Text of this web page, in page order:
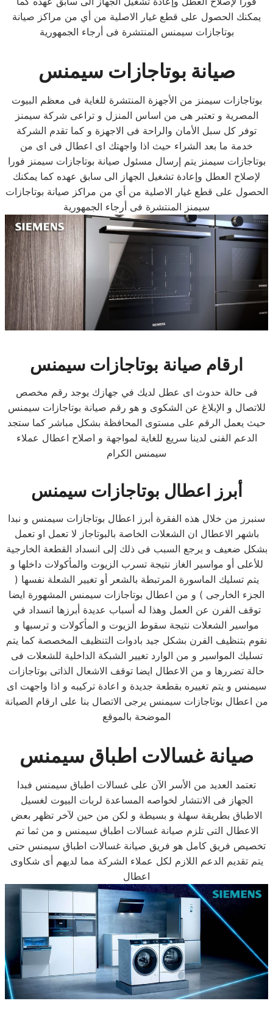
يمكنك الحصول على قطع غيار الاصلية من أي من مراكز صيانة
بوتاجازات سيمنس المنتشرة فى أرجاء الجمهورية
صيانة بوتاجازات سيمنس
بوتاجازات سيمنز من الأجهزة المنتشرة للغاية فى معظم البيوت
المصرية و تعتبر هى من اساس المنزل و تراعى شركة سيمنز
توفر كل سبل الأمان والراحة فى الاجهزة و كما تقدم الشركة
خدمة ما بعد الشراء حيث اذا واجهتك اى اعطال فى اى من
بوتاجازات سيمنز يتم إرسال مسئول صيانة بوتاجازات سيمنز فورا
لإصلاح العطل وإعادة تشغيل الجهاز الى سابق عهده كما يمكنك
الحصول على قطع غيار الاصلية من أي من مراكز صيانة بوتاجازات
سيمنز المنتشرة فى أرجاء الجمهورية
ارقام صيانة بوتاجازات سيمنس
فى حالة حدوث اى عطل لديك في جهازك يوجد رقم مخصص
للاتصال و الإبلاغ عن الشكوى و هو رقم صيانة بوتاجازات سيمنس
حيث يعمل الرقم على مستوى المحافظة بشكل مباشر كما ستجد
الدعم الفنى لدينا سريع للغاية لمواجهة و اصلاح اعطال عملاء
سيمنس الكرام
أبرز اعطال بوتاجازات سيمنس
سنبرز من خلال هذه الفقرة أبرز اعطال بوتاجازات سيمنس و نبدا
باشهر الاعطال ان الشعلات الخاصة بالبوتاجاز لا تعمل او تعمل
بشكل ضعيف و يرجع السبب فى ذلك إلى انسداد القطعة الخارجية
للأعلى أو مواسير الغاز نتيجة تسرب الزيوت والمأكولات داخلها و
يتم تسليك الماسورة المرتبطة بالشعر أو تغيير الشعلة نفسها (
الجزء الخارجى ) و من اعطال بوتاجازات سيمنس المشهورة ايضا
توقف الفرن عن العمل وهذا له أسباب عديدة أبرزها انسداد في
مواسير الشعلات نتيجة سقوط الزيوت و المأكولات و ترسبها و
نقوم بتنظيف الفرن بشكل جيد بادوات التنظيف المخصصة كما يتم
تسليك المواسير و من الوارد تغيير الشبكة الداخلية للشعلات فى
حالة تضررها و من الاعطال ايضا توقف الاشعال الذاتى بوتاجازات
سيمنس و يتم تغييره بقطعة جديدة و اعادة تركيبه و اذا واجهت اى
من اعطال بوتاجازات سيمنس يرجى الاتصال بنا على ارقام الصيانة
الموضحة بالموقع
صيانة غسالات اطباق سيمنس
تعتمد العديد من الأسر الآن على غسالات اطباق سيمنس فبدا
الجهاز فى الانتشار لخواصه المساعدة لربات البيوت لغسيل
الاطباق بطريقة سهلة و بسيطة و لكن من حين لآخر تظهر بعض
الاعطال التى تلزم صيانة غسالات اطباق سيمنس و من ثما تم
تخصيص فريق كامل هو فريق صيانة غسالات اطباق سيمنس حتى
يتم تقديم الدعم اللازم لكل عملاء الشركة مما لديهم أى شكاوى
اعطال